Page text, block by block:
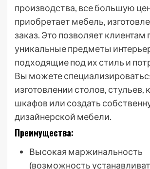
производства, все большую
приобретает мебель,
заказ. Это позволяет клиентам
уникальные предметы
подходящие под их стиль и
Вы можете
изготовлении столов, стульев,
шкафов или создать
дизайнерской мебели.
Преимущества:
Высокая маржинальность
(возможность